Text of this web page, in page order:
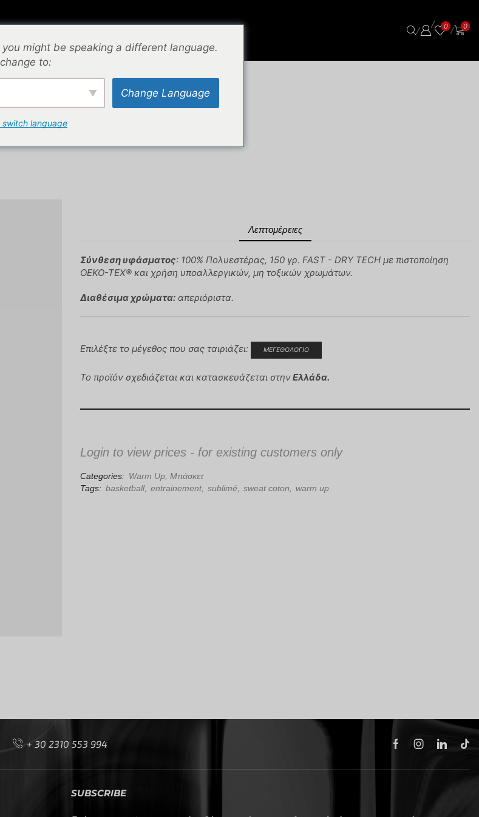
/
/ 0 / 0
Λεπτομέρειες
Σύνθεση υφάσματος: 100% Πολυεστέρας, 150 γρ. FAST - DRY TECH με πιστοποίηση
OEKO-TEX® και χρήση υποαλλεργικών, μη τοξικών χρωμάτων.
Διαθέσιμα χρώματα: απεριόριστα.
Επιλέξτε το μέγεθος που σας ταιριάζει: ΜΕΓΕΘΟΛΟΓΙΟ
Το προϊόν σχεδιάζεται και κατασκευάζεται στηνΕλλάδα.
Login to view prices - for existing customers only
Categories: Warm Up, Μπάσκετ
Tags: basketball, entrainement, sublimé, sweat coton, warm up
+ 30 2310 553 994
SUBSCRIBE
might be speaking a different language.
to:
Change Language
switch language